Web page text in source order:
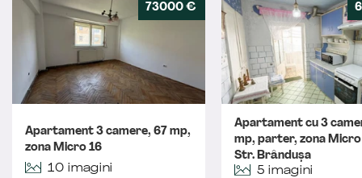
73000 €
Apartament 3 camere, 67 mp,
zona Micro 16
10 imagini
Apartament cu 3
mp, parter, zona Micro
Str. Brândușa
5 imagini